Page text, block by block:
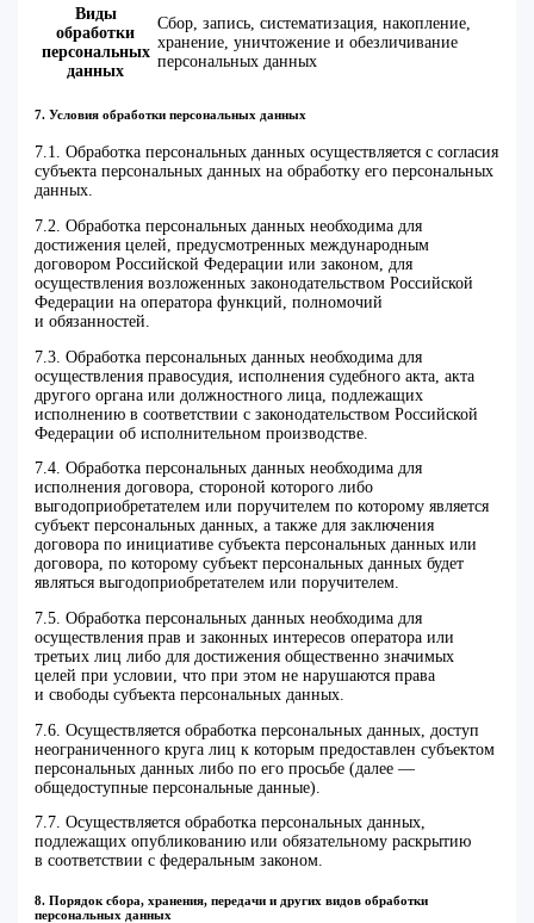
Виды
обработки
персональных
данных
Сбор, запись, систематизация, накопление,
хранение, уничтожение и обезличивание
персональных данных
7. Условия обработки персональных данных
7.1. Обработка персональных данных осуществляется с согласия
субъекта персональных данных на обработку его персональных
данных.
7.2. Обработка персональных данных необходима для
достижения целей, предусмотренных международным
договором Российской Федерации или законом, для
осуществления возложенных законодательством Российской
Федерации на оператора функций, полномочий
и обязанностей.
7.3. Обработка персональных данных необходима для
осуществления правосудия, исполнения судебного акта, акта
другого органа или должностного лица, подлежащих
исполнению в соответствии с законодательством Российской
Федерации об исполнительном производстве.
7.4. Обработка персональных данных необходима для
исполнения договора, стороной которого либо
выгодоприобретателем или поручителем по которому является
субъект персональных данных, а также для заключения
договора по инициативе субъекта персональных данных или
договора, по которому субъект персональных данных будет
являться выгодоприобретателем или поручителем.
7.5. Обработка персональных данных необходима для
осуществления прав и законных интересов оператора или
третьих лиц либо для достижения общественно значимых
целей при условии, что при этом не нарушаются права
и свободы субъекта персональных данных.
7.6. Осуществляется обработка персональных данных, доступ
неограниченного круга лиц к которым предоставлен субъектом
персональных данных либо по его просьбе (далее —
общедоступные персональные данные).
7.7. Осуществляется обработка персональных данных,
подлежащих опубликованию или обязательному раскрытию
в соответствии с федеральным законом.
8. Порядок сбора, хранения, передачи и других видов обработки
персональных данных